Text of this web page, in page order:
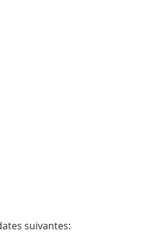
suivantes: